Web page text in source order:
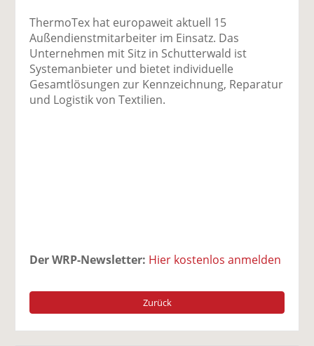
il
e
n
ThermoTex hat europaweit aktuell 15
Außendienstmitarbeiter im Einsatz. Das
Unternehmen mit Sitz in Schutterwald ist
Systemanbieter und bietet individuelle
Gesamtlösungen zur Kennzeichnung, Reparatur
und Logistik von Textilien.
Der WRP-Newsletter: Hier kostenlos anmelden
Zurück